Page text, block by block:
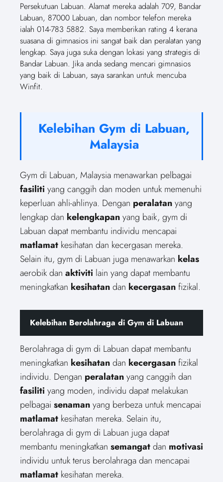
Persekutuan Labuan. Alamat mereka adalah 709, Bandar
Labuan, 87000 Labuan, dan nombor telefon mereka
ialah 014-783 5882. Saya memberikan rating 4 kerana
suasana di gimnasios ini sangat baik dan peralatan yang
lengkap. Saya juga suka dengan lokasi yang strategis di
Bandar Labuan. Jika anda sedang mencari gimnasios
yang baik di Labuan, saya sarankan untuk mencuba
Winfit.
Kelebihan Gym di Labuan,
Malaysia
Gym di Labuan, Malaysia menawarkan pelbagai
fasiliti yang canggih dan moden untuk memenuhi
keperluan ahli-ahlinya. Dengan peralatanyang
lengkap dan kelengkapanyang baik, gym di
Labuan dapat membantu individu mencapai
matlamat kesihatan dan kecergasan mereka.
Selain itu, gym di Labuan juga menawarkan kelas
aerobik dan aktiviti lain yang dapat membantu
meningkatkan kesihatandan kecergasanfizikal.
Kelebihan Berolahraga di Gym di Labuan
Berolahraga di gym di Labuan dapat membantu
meningkatkan kesihatandan kecergasanfizikal
individu. Dengan peralatanyang canggih dan
fasiliti yang moden, individu dapat melakukan
pelbagai senamanyang berbeza untuk mencapai
matlamat kesihatan mereka. Selain itu,
berolahraga di gym di Labuan juga dapat
membantu meningkatkan semangatdan motivasi
individu untuk terus berolahraga dan mencapai
matlamat kesihatan mereka.